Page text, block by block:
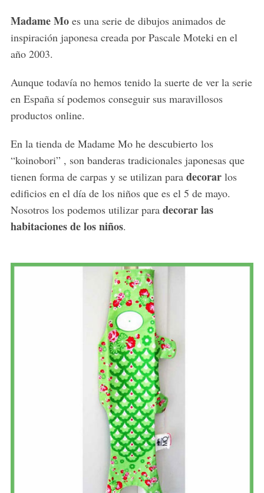
Madame Moes una serie de dibujos animados de
inspiración japonesa creada por Pascale Moteki en el
año 2003.
Aunque todavía no hemos tenido la suerte de ver la serie
en España sí podemos conseguir sus maravillosos
productos online.
En la tienda de Madame Mo he descubierto los
“koinobori” , son banderas tradicionales japonesas que
tienen forma de carpas y se utilizan para decorarlos
edificios en el día de los niños que es el 5 de mayo.
Nosotros los podemos utilizar para decorar las
habitaciones de los niños.